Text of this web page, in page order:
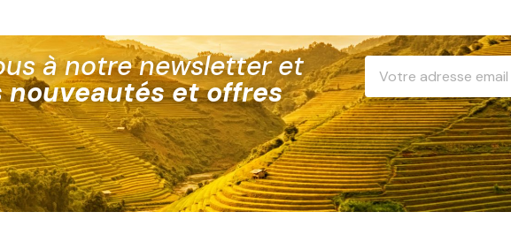
à notre newsletter et
nouveautés et offres